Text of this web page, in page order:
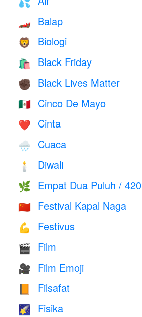
🏎 Balap
🦁 Biologi
🛍 Black Friday
✊🏿 Black Lives Matter
🇲🇽 Cinco De Mayo
❤️️ Cinta
🌧 Cuaca
🕯 Diwali
🌿 Empat Dua Puluh / 420
🇨🇳 Festival Kapal Naga
💪 Festivus
🎬 Film
🎥 Film Emoji
📙 Filsafat
🌠 Fisika